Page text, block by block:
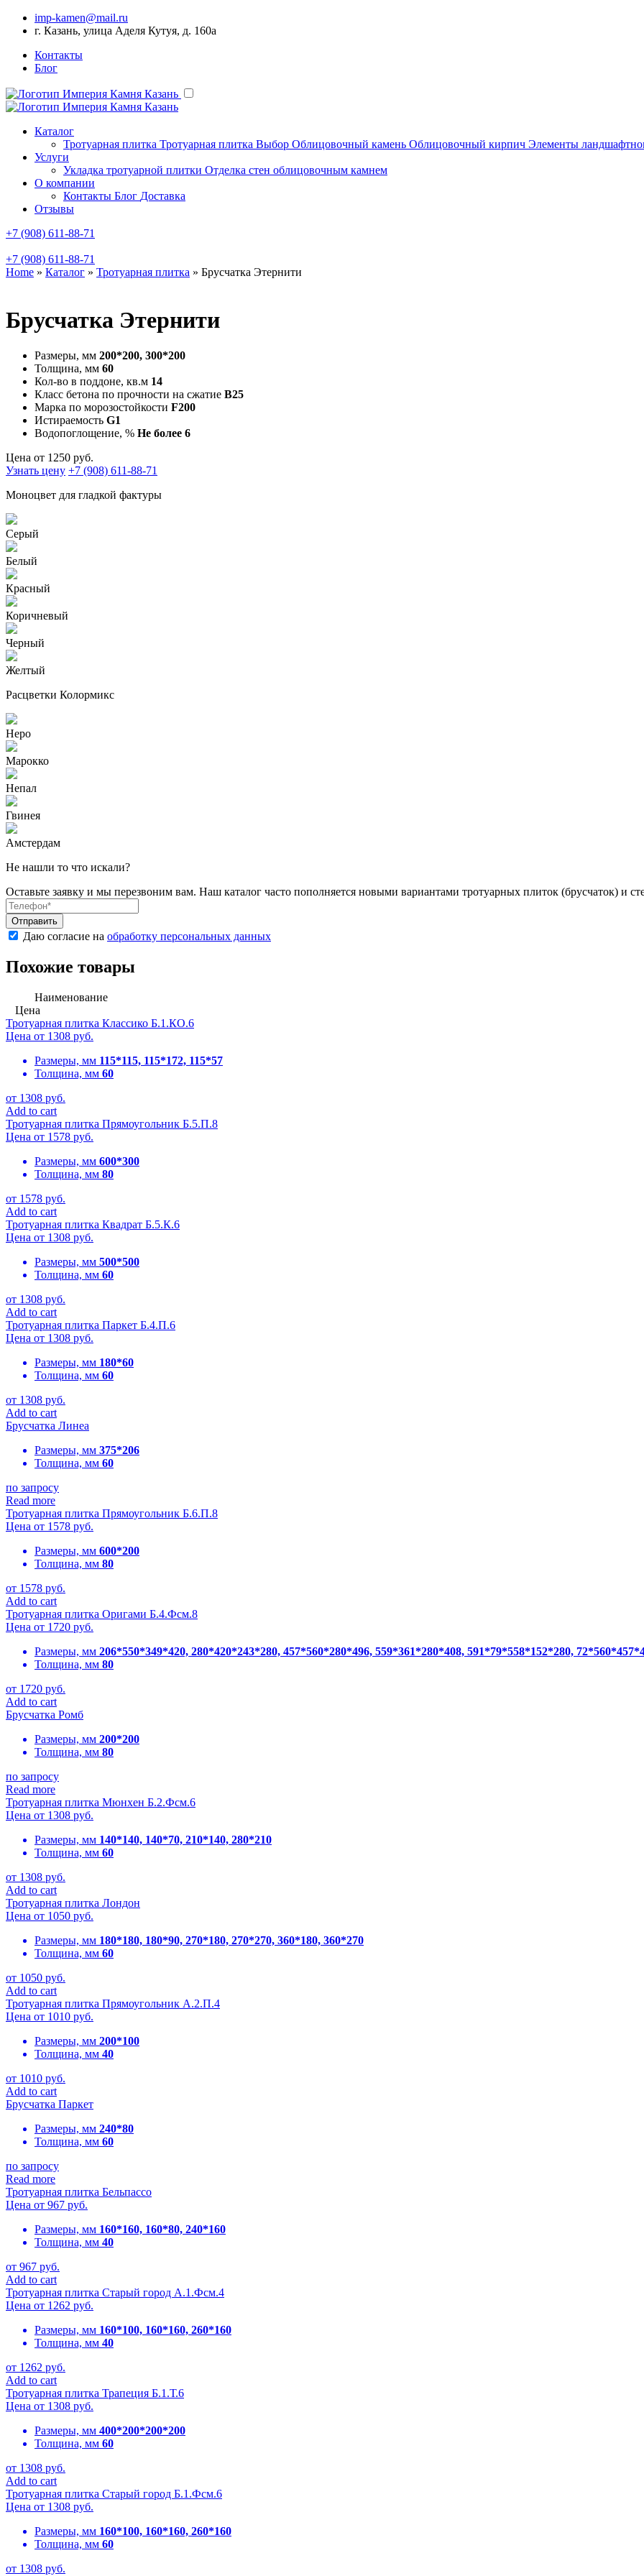
imp-kamen@mail.ru
г. Казань, улица Аделя Кутуя, д. 160а
Контакты
Блог
Каталог
Тротуарная плитка Тротуарная плитка Выбор Облицовочный камень Облицовочный кирпич Элементы
Услуги
Укладка тротуарной плитки Отделка стен облицовочным камнем
О компании
Контакты Блог Доставка
Отзывы
+7 (908) 611-88-71
+7 (908) 611-88-71
Home » Каталог » Тротуарная плитка » Брусчатка Этернити
Брусчатка Этернити
Размеры, мм 200*200, 300*200
Толщина, мм 60
Кол-во в поддоне, кв.м 14
Класс бетона по прочности на сжатие В25
Марка по морозостойкости F200
Истираемость G1
Водопоглощение, % Не более 6
Цена от 1250 руб.
Узнать цену +7 (908) 611-88-71
Моноцвет для гладкой фактуры
Серый
Белый
Красный
Коричневый
Черный
Желтый
Расцветки Колормикс
Неро
Марокко
Непал
Гвинея
Амстердам
Не нашли то что искали?
Оставьте заявку и мы перезвоним вам. Наш каталог часто пополняется новыми вариантами тротуарных плиток (брусчаток) и
Даю согласие на обработку персональных данных
Похожие товары
Наименование
Цена
Тротуарная плитка Классико Б.1.КО.6
Цена от 1308 руб.
Размеры, мм 115*115, 115*172, 115*57
Толщина, мм 60
от 1308 руб.
Add to cart
Тротуарная плитка Прямоугольник Б.5.П.8
Цена от 1578 руб.
Размеры, мм 600*300
Толщина, мм 80
от 1578 руб.
Add to cart
Тротуарная плитка Квадрат Б.5.К.6
Цена от 1308 руб.
Размеры, мм 500*500
Толщина, мм 60
от 1308 руб.
Add to cart
Тротуарная плитка Паркет Б.4.П.6
Цена от 1308 руб.
Размеры, мм 180*60
Толщина, мм 60
от 1308 руб.
Add to cart
Брусчатка Линеа
Размеры, мм 375*206
Толщина, мм 60
по запросу
Read more
Тротуарная плитка Прямоугольник Б.6.П.8
Цена от 1578 руб.
Размеры, мм 600*200
Толщина, мм 80
от 1578 руб.
Add to cart
Тротуарная плитка Оригами Б.4.Фсм.8
Цена от 1720 руб.
Размеры, мм 206*550*349*420, 280*420*243*280, 457*560*280*496, 559*361*280*408, 591*79*558*152*280,
Толщина, мм 80
от 1720 руб.
Add to cart
Брусчатка Ромб
Размеры, мм 200*200
Толщина, мм 80
по запросу
Read more
Тротуарная плитка Мюнхен Б.2.Фсм.6
Цена от 1308 руб.
Размеры, мм 140*140, 140*70, 210*140, 280*210
Толщина, мм 60
от 1308 руб.
Add to cart
Тротуарная плитка Лондон
Цена от 1050 руб.
Размеры, мм 180*180, 180*90, 270*180, 270*270, 360*180, 360*270
Толщина, мм 60
от 1050 руб.
Add to cart
Тротуарная плитка Прямоугольник А.2.П.4
Цена от 1010 руб.
Размеры, мм 200*100
Толщина, мм 40
от 1010 руб.
Add to cart
Брусчатка Паркет
Размеры, мм 240*80
Толщина, мм 60
по запросу
Read more
Тротуарная плитка Бельпассо
Цена от 967 руб.
Размеры, мм 160*160, 160*80, 240*160
Толщина, мм 40
от 967 руб.
Add to cart
Тротуарная плитка Старый город А.1.Фсм.4
Цена от 1262 руб.
Размеры, мм 160*100, 160*160, 260*160
Толщина, мм 40
от 1262 руб.
Add to cart
Тротуарная плитка Трапеция Б.1.Т.6
Цена от 1308 руб.
Размеры, мм 400*200*200*200
Толщина, мм 60
от 1308 руб.
Add to cart
Тротуарная плитка Старый город Б.1.Фсм.6
Цена от 1308 руб.
Размеры, мм 160*100, 160*160, 260*160
Толщина, мм 60
от 1308 руб.